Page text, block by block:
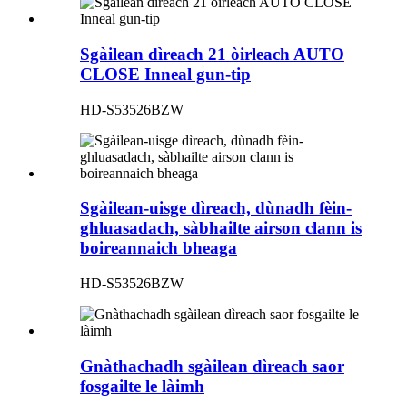
Sgàilean dìreach 21 òirleach AUTO
CLOSE Inneal gun-tip
HD-S53526BZW
Sgàilean-uisge dìreach, dùnadh fèin-
ghluasadach, sàbhailte airson clann is
boireannaich bheaga
HD-S53526BZW
Gnàthachadh sgàilean dìreach saor
fosgailte le làimh